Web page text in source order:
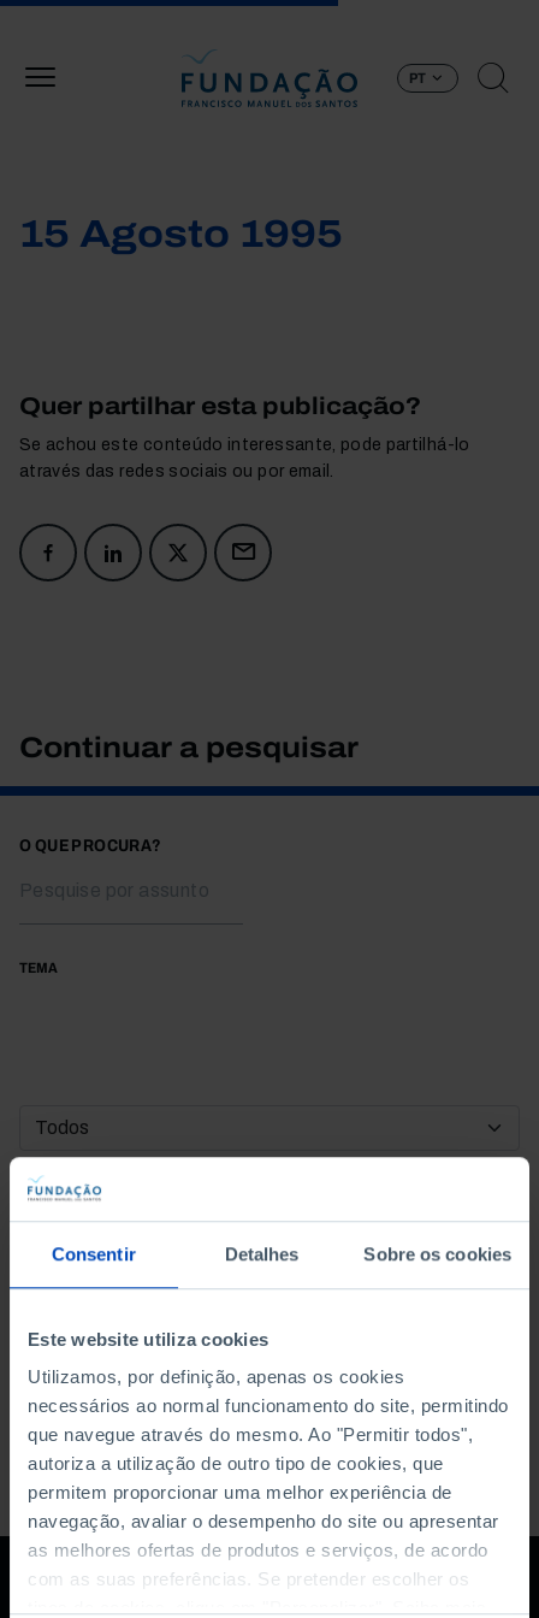
Consentir Detalhes Sobre os cookies
Este website utiliza cookies
Utilizamos, por definição, apenas os cookies
necessários ao normal funcionamento do site, permitindo
que navegue através do mesmo. Ao "Permitir todos",
autoriza a utilização de outro tipo de cookies, que
permitem proporcionar uma melhor experiência de
navegação, avaliar o desempenho do site ou apresentar
as melhores ofertas de produtos e serviços, de acordo
com as suas preferências. Se pretender escolher os
PT
15 Agosto 1995
Quer partilhar esta publicação?
Se achou este conteúdo interessante, pode partilhá-lo
através das redes sociais ou por email.
Continuar a pesquisar
O QUE PROCURA?
TEMA
DATA DE INÍCIO
DATA DE FIM